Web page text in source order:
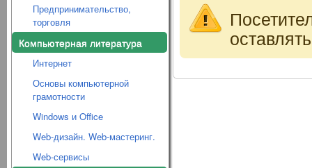
Предпринимательство,
торговля
Компьютерная литература
Интернет
Основы компьютерной
грамотности
Windows и Office
Web-дизайн. Web-мастеринг.
Web-сервисы